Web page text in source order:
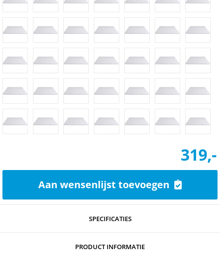
319,-
Aan wensenlijst toevoegen
SPECIFICATIES
PRODUCT INFORMATIE